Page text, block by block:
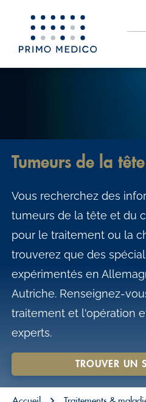
S
Tumeurs de la
Vous recherchez des
tumeurs de la tête et du
pour le traitement ou la
trouverez que des
expérimentés en
Autriche. Renseignez-
traitement et l'opération
experts.
TROUVER UN
You are here: